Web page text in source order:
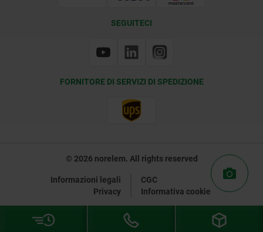
SEGUITECI
FORNITORE DI SERVIZI DI SPEDIZIONE
© 2026 norelem. All rights reserved
Informazioni legali
CGC
Privacy
Informativa cookie